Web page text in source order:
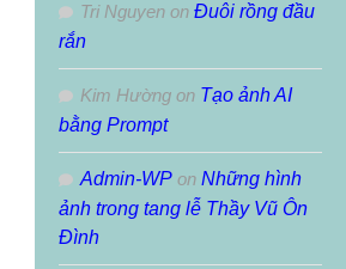
Tri Nguyen on Đuôi rồng đầu
rắn
Kim Hường on Tạo ảnh AI
bằng Prompt
Admin-WP on Những hình
ảnh trong tang lễ Thầy Vũ Ôn
Đình